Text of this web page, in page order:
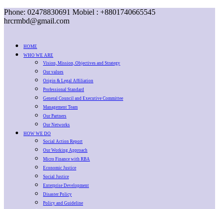
Phone: 02478830691 Mobiel : +8801740665545
hrcrmbd@gmail.com
HOME
WHO WE ARE
Vision, Mission, Objectives and Strategy
Our values
Origin & Legal Affiliation
Professional Standard
General Council and Executive Committee
Management Team
Our Partners
Our Networks
HOW WE DO
Social Action Report
Our Working Approach
Micro Finance with RBA
Economic Justice
Social Justice
Enterprise Development
Disaster Policy
Policy and Guideline